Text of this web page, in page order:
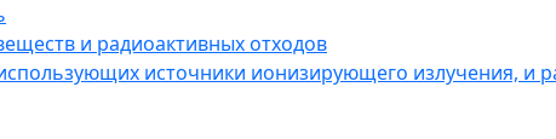
и радиоактивных отходов
источники ионизирующего излучения, и